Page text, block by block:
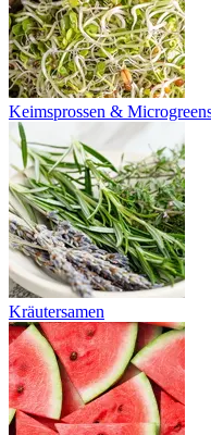
Keimsprossen &
Kräutersamen